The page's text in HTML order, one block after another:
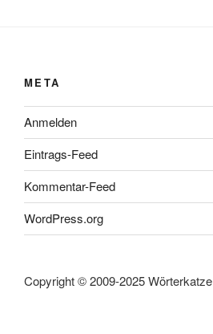
META
Anmelden
Eintrags-Feed
Kommentar-Feed
WordPress.org
Copyright © 2009-2025 Wörterkatze